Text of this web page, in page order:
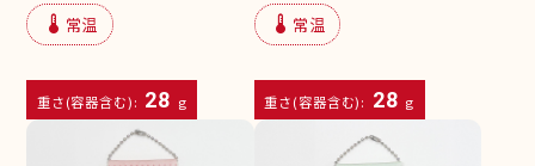
device_thermostat 常温
重さ(容器含む): 28 g
device_thermostat 常温
重さ(容器含む): 28 g